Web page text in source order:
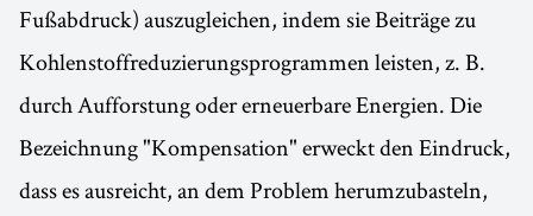
Fußabdruck) auszugleichen, indem sie Beiträge zu
Kohlenstoffreduzierungsprogrammen leisten, z. B.
durch Aufforstung oder erneuerbare Energien. Die
Bezeichnung "Kompensation" erweckt den Eindruck,
dass es ausreicht, an dem Problem herumzubasteln,